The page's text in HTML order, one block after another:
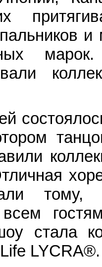
всем
стала
LYCRA®.